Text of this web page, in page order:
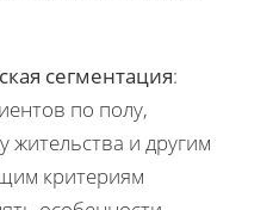
сегментация:
по полу,
жительства и другим
критериям